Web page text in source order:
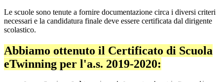
Le scuole sono tenute a fornire documentazione circa i diversi criteri
necessari e la candidatura finale deve essere certificata dal dirigente
scolastico.
Abbiamo ottenuto il Certificato di Scuola
eTwinning per l'a.s. 2019-2020: